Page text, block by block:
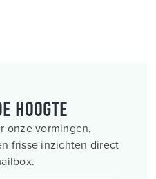
hoogte
onze vormingen,
frisse inzichten direct